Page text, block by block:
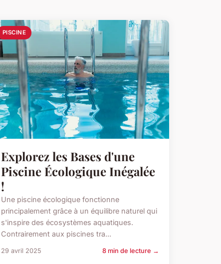
PISCINE
Explorez les Bases d'une
Piscine Écologique Inégalée
!
Une piscine écologique fonctionne
principalement grâce à un équilibre naturel qui
s'inspire des écosystèmes aquatiques.
Contrairement aux piscines tra...
29 avril 2025 8 min de lecture →